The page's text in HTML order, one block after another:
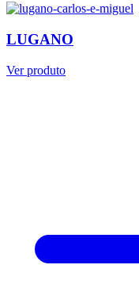
LUGANO
Ver produto